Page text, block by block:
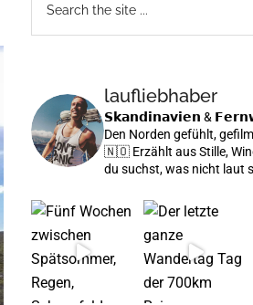
the
laufliebhaber
𝗦𝗸𝗮𝗻𝗱𝗶𝗻𝗮𝘃𝗶𝗲𝗻 &
Den Norden gefühlt,
🇳🇴 Erzählt aus Stille,
du suchst, was nicht laut